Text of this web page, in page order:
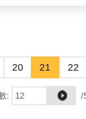
20 21 22
: /